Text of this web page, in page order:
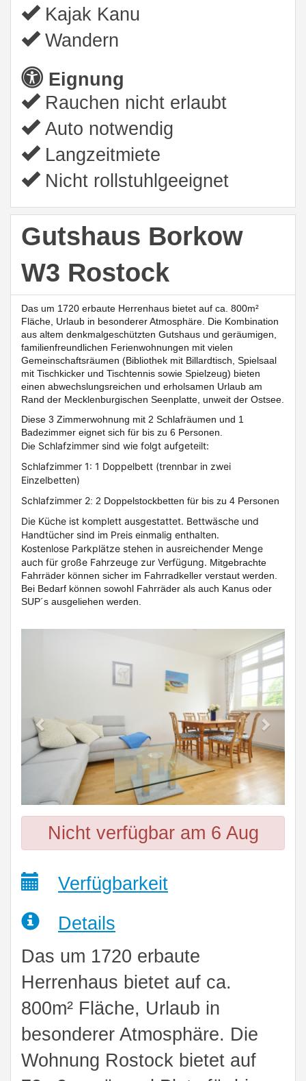
Kajak Kanu
Wandern
Eignung
Rauchen nicht erlaubt
Auto notwendig
Langzeitmiete
Nicht rollstuhlgeeignet
Gutshaus Borkow
W3 Rostock
Das um 1720 erbaute Herrenhaus bietet auf ca. 800m²
Fläche, Urlaub in besonderer Atmosphäre. Die Kombination
aus altem denkmalgeschützten Gutshaus und geräumigen,
familienfreundlichen Ferienwohnungen mit vielen
Gemeinschaftsräumen (Bibliothek mit Billardtisch, Spielsaal
mit Tischkicker und Tischtennis sowie Spielzeug) bieten
einen abwechslungsreichen und erholsamen Urlaub am
Rand der Mecklenburgischen Seenplatte, unweit der Ostsee.
Diese 3 Zimmerwohnung mit 2 Schlafräumen und 1
Badezimmer eignet sich für bis zu 6 Personen.
Die Schlafzimmer sind wie folgt aufgeteilt:
Schlafzimmer 1: 1 Doppelbett (trennbar in zwei
Einzelbetten)
Schlafzimmer 2: 2 Doppelstockbetten für bis zu 4 Personen
Die Küche ist komplett ausgestattet. Bettwäsche und
Handtücher sind im Preis einmalig enthalten.
Kostenlose Parkplätze stehen in ausreichender Menge
auch für große Fahrzeuge zur Verfügung. Mitgebrachte
Fahrräder können sicher im Fahrradkeller verstaut werden.
Bei Bedarf können sowohl Fahrräder als auch Kanus oder
SUP´s ausgeliehen werden.
Next
Nicht verfügbar am 6 Aug
Verfügbarkeit
Details
Das um 1720 erbaute
Herrenhaus bietet auf ca.
800m² Fläche, Urlaub in
besonderer Atmosphäre. Die
Wohnung Rostock bietet auf